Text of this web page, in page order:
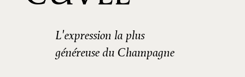
ÉDITION
L'expression la plus
généreuse du Champagne